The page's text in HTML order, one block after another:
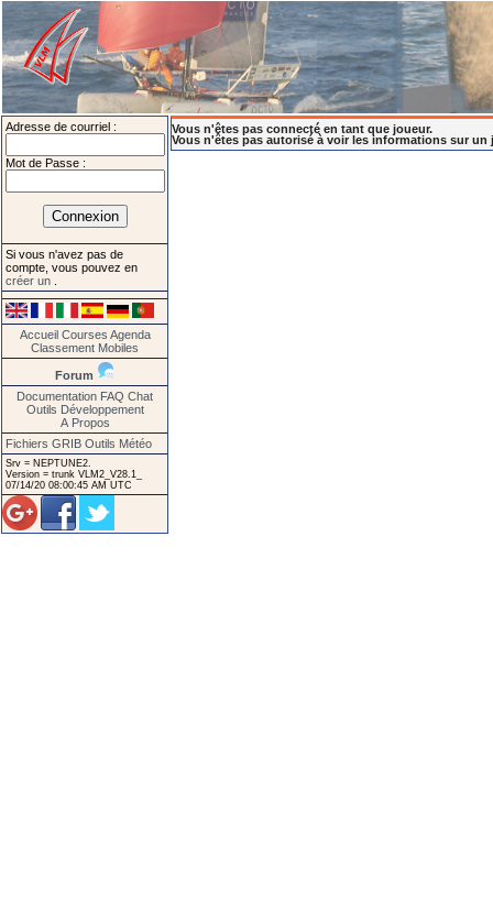
Adresse de courriel :
Mot de Passe :
Si vous n'avez pas de
compte, vous pouvez en
créer un
Accueil Courses Agenda
Classement Mobiles
Forum
Documentation FAQ Chat
Outils Développement
A Propos
Fichiers GRIB Outils Météo
Srv = NEPTUNE2.
Version = trunk VLM2_V28.1_
07/14/20 08:00:45 AM UTC
Vous n'êtes pas connecté en tant que joueur.
Vous n'êtes pas autorisé à voir les informations sur un